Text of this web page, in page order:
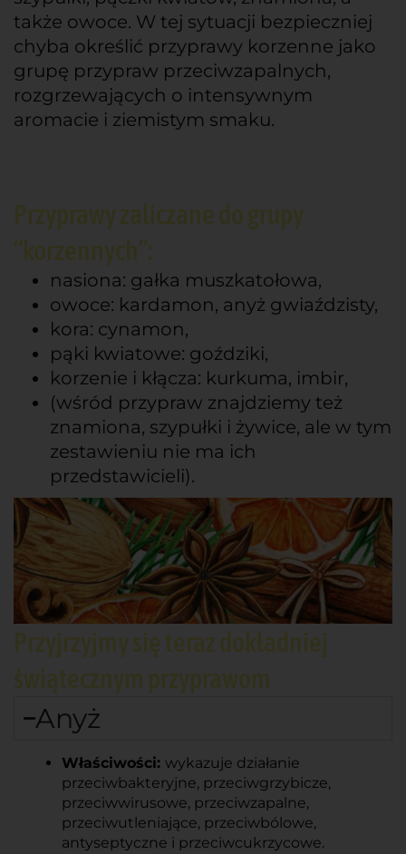
także owoce. W tej sytuacji bezpieczniej
chyba określić przyprawy korzenne jako
grupę przypraw przeciwzapalnych,
rozgrzewających o intensywnym
aromacie i ziemistym smaku.
Przyprawy zaliczane do grupy
“korzennych”:
nasiona: gałka muszkatołowa,
owoce: kardamon, anyż gwiaździsty,
kora: cynamon,
pąki kwiatowe: goździki,
korzenie i kłącza: kurkuma, imbir,
(wśród przypraw znajdziemy też
znamiona, szypułki i żywice, ale w tym
zestawieniu nie ma ich
przedstawicieli).
Przyjrzyjmy się teraz dokładniej
świątecznym przyprawom
Anyż
Właściwości: wykazuje działanie
przeciwbakteryjne, przeciwgrzybicze,
przeciwwirusowe, przeciwzapalne,
przeciwutleniające, przeciwbólowe,
antyseptyczne i przeciwcukrzycowe.